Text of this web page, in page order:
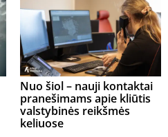
Nuo šiol – nauji kontaktai
pranešimams apie kliūtis
valstybinės reikšmės
keliuose